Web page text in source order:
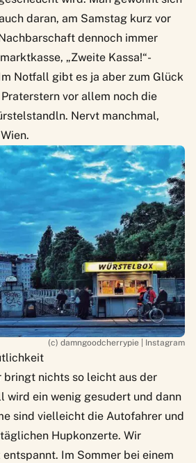
daran, am Samstag kurz vor
dennoch immer
„Zweite Kassa!“-
Notfall gibt es ja aber zum Glück
vor allem noch die
Nervt manchmal,
(c) damngoodcherrypie | Instagram
bringt nichts so leicht aus der
wird ein wenig gesudert und dann
sind vielleicht die Autofahrer und
Hupkonzerte. Wir
Im Sommer bei einem